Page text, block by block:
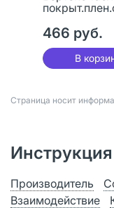
466 руб.
В
Страница носит
Производитель
Взаимодействие